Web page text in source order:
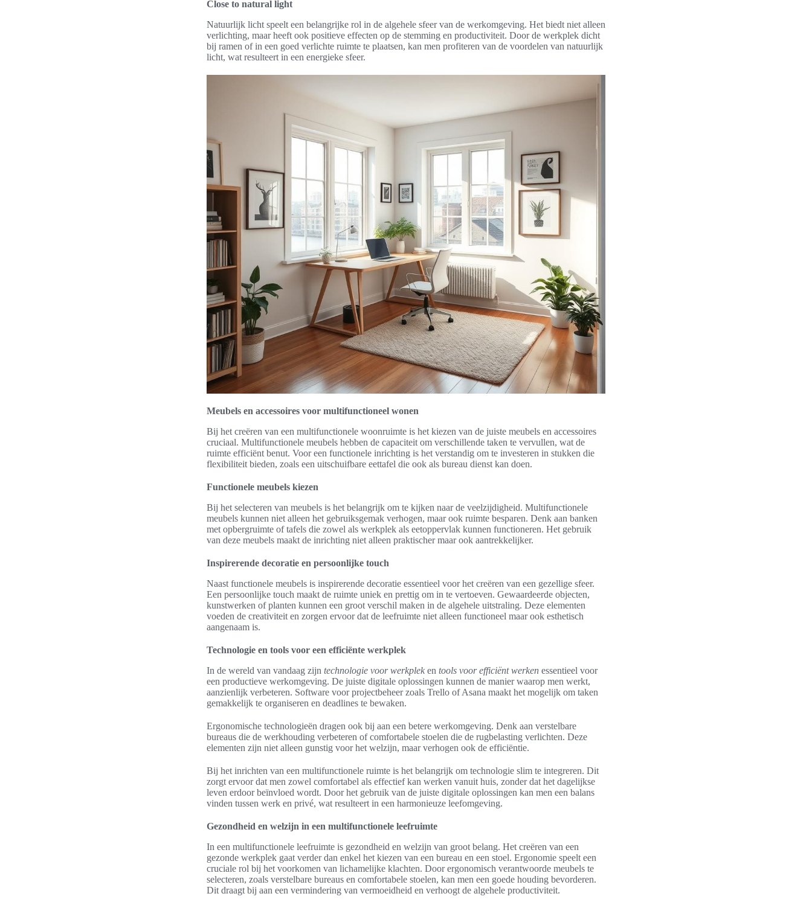
Close to natural light
Natuurlijk licht speelt een belangrijke rol in de algehele sfeer van de werkomgeving. Het biedt niet alleen
verlichting, maar heeft ook positieve effecten op de stemming en productiviteit. Door de werkplek dicht
bij ramen of in een goed verlichte ruimte te plaatsen, kan men profiteren van de voordelen van natuurlijk
licht, wat resulteert in een energieke sfeer.
Meubels en accessoires voor multifunctioneel wonen
Bij het creëren van een multifunctionele woonruimte is het kiezen van de juiste meubels en accessoires
cruciaal. Multifunctionele meubels hebben de capaciteit om verschillende taken te vervullen, wat de
ruimte efficiënt benut. Voor een functionele inrichting is het verstandig om te investeren in stukken die
flexibiliteit bieden, zoals een uitschuifbare eettafel die ook als bureau dienst kan doen.
Functionele meubels kiezen
Bij het selecteren van meubels is het belangrijk om te kijken naar de veelzijdigheid. Multifunctionele
meubels kunnen niet alleen het gebruiksgemak verhogen, maar ook ruimte besparen. Denk aan banken
met opbergruimte of tafels die zowel als werkplek als eetoppervlak kunnen functioneren. Het gebruik
van deze meubels maakt de inrichting niet alleen praktischer maar ook aantrekkelijker.
Inspirerende decoratie en persoonlijke touch
Naast functionele meubels is inspirerende decoratie essentieel voor het creëren van een gezellige sfeer.
Een persoonlijke touch maakt de ruimte uniek en prettig om in te vertoeven. Gewaardeerde objecten,
kunstwerken of planten kunnen een groot verschil maken in de algehele uitstraling. Deze elementen
voeden de creativiteit en zorgen ervoor dat de leefruimte niet alleen functioneel maar ook esthetisch
aangenaam is.
Technologie en tools voor een efficiënte werkplek
In de wereld van vandaag zijn technologie voor werkplek en tools voor efficiënt werken essentieel voor
een productieve werkomgeving. De juiste digitale oplossingen kunnen de manier waarop men werkt,
aanzienlijk verbeteren. Software voor projectbeheer zoals Trello of Asana maakt het mogelijk om taken
gemakkelijk te organiseren en deadlines te bewaken.
Ergonomische technologieën dragen ook bij aan een betere werkomgeving. Denk aan verstelbare
bureaus die de werkhouding verbeteren of comfortabele stoelen die de rugbelasting verlichten. Deze
elementen zijn niet alleen gunstig voor het welzijn, maar verhogen ook de efficiëntie.
Bij het inrichten van een multifunctionele ruimte is het belangrijk om technologie slim te integreren. Dit
zorgt ervoor dat men zowel comfortabel als effectief kan werken vanuit huis, zonder dat het dagelijkse
leven erdoor beïnvloed wordt. Door het gebruik van de juiste digitale oplossingen kan men een balans
vinden tussen werk en privé, wat resulteert in een harmonieuze leefomgeving.
Gezondheid en welzijn in een multifunctionele leefruimte
In een multifunctionele leefruimte is gezondheid en welzijn van groot belang. Het creëren van een
gezonde werkplek gaat verder dan enkel het kiezen van een bureau en een stoel. Ergonomie speelt een
cruciale rol bij het voorkomen van lichamelijke klachten. Door ergonomisch verantwoorde meubels te
selecteren, zoals verstelbare bureaus en comfortabele stoelen, kan men een goede houding bevorderen.
Dit draagt bij aan een vermindering van vermoeidheid en verhoogt de algehele productiviteit.